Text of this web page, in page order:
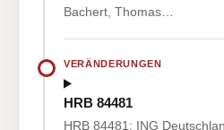
Bachert, Thomas…
VERÄNDERUNGEN
HRB 84481
HRB 84481: ING